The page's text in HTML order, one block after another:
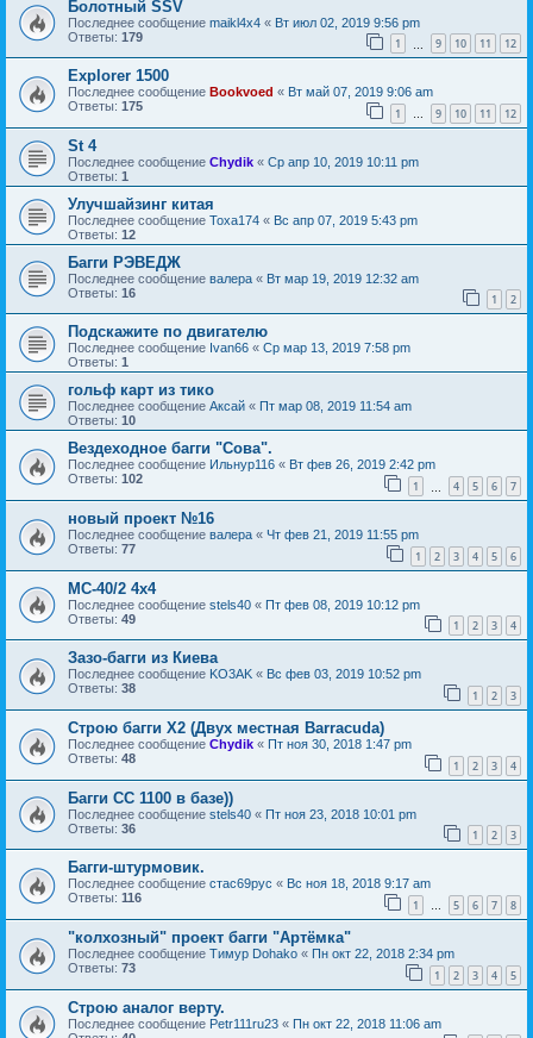
Болотный SSV
Последнее сообщение maikl4x4 « Вт июл 02, 2019 9:56 pm
Ответы: 179 1 9 10 11 12
Еxplorer 1500
Последнее сообщение Bookvoed « Вт май 07, 2019 9:06 am
Ответы: 175 1 … 9 10 11 12
St 4
Последнее сообщение Chydik « Ср апр 10, 2019 10:11 pm
Ответы: 1
Улучшайзинг китая
Последнее сообщение Toxa174 « Вс апр 07, 2019 5:43 pm
Ответы: 12
Багги РЭВЕДЖ
Последнее сообщение валера « Вт мар 19, 2019 12:32 am
Ответы: 16 1 2
Подскажите по двигателю
Последнее сообщение Ivan66 « Ср мар 13, 2019 7:58 pm
Ответы: 1
гольф карт из тико
Последнее сообщение Аксай « Пт мар 08, 2019 11:54 am
Ответы: 10
Вездеходное багги "Сова".
Последнее сообщение Ильнур116 « Вт фев 26, 2019 2:42 pm
Ответы: 102 1 4 5 6 7
новый проект №16
Последнее сообщение валера « Чт фев 21, 2019 11:55 pm
Ответы: 77 1 2 3 4 5 6
МС-40/2 4х4
Последнее сообщение stels40 « Пт фев 08, 2019 10:12 pm
Ответы: 49 1 2 3 4
Зазо-багги из Киева
Последнее сообщение KO3AK « Вс фев 03, 2019 10:52 pm
Ответы: 38 1 2 3
Строю багги Х2 (Двух местная Barracuda)
Последнее сообщение Chydik « Пт ноя 30, 2018 1:47 pm
Ответы: 48 1 2 3 4
Багги СС 1100 в базе))
Последнее сообщение stels40 « Пт ноя 23, 2018 10:01 pm
Ответы: 36 1 2 3
Багги-штурмовик.
Последнее сообщение стас69рус « Вс ноя 18, 2018 9:17 am
Ответы: 116 1 … 5 6 7 8
"колхозный" проект багги "Артёмка"
Последнее сообщение Тимур Dohako « Пн окт 22, 2018 2:34 pm
Ответы: 73 1 2 3 4 5
Строю аналог верту.
Последнее сообщение Petr111ru23 « Пн окт 22, 2018 11:06 am